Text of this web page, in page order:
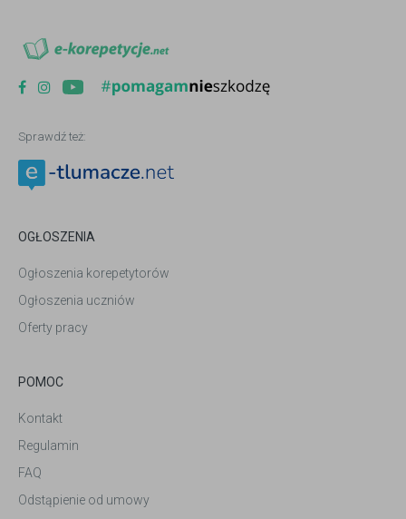
Sprawdź też:
OGŁOSZENIA
Ogłoszenia korepetytorów
Ogłoszenia uczniów
Oferty pracy
POMOC
Kontakt
Regulamin
FAQ
Odstąpienie od umowy